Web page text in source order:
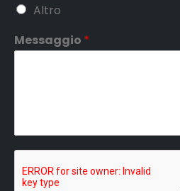
Altro
Messaggio *